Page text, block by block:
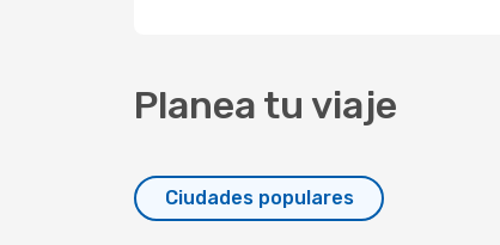
Planea tu viaje
Ciudades populares